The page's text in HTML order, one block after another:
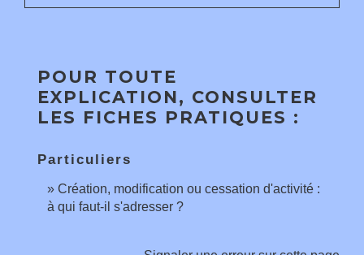
POUR TOUTE
EXPLICATION, CONSULTER
LES FICHES PRATIQUES :
Particuliers
Création, modification ou cessation d'activité :
à qui faut-il s'adresser ?